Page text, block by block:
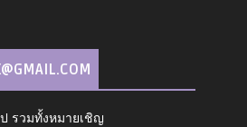
รวมทั้งหมายเชิญ